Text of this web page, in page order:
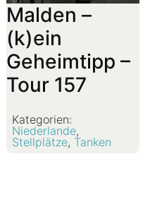
Malden –
(k)ein
Geheimtipp –
Tour 157
Kategorien:
Niederlande,
Stellplätze, Tanken